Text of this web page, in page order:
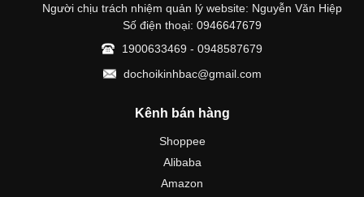
Người chịu trách nhiệm quản lý website: Nguyễn Văn Hiệp
Số điện thoại: 0946647679
1900633469 - 0948587679
dochoikinhbac@gmail.com
Kênh bán hàng
Shoppee
Alibaba
Amazon